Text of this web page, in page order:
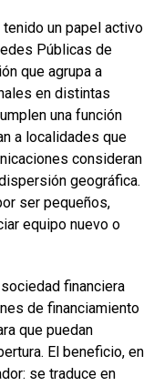
un papel activo
Públicas de
que agrupa a
en distintas
una función
a localidades que
consideran
geográfica.
ser pequeños,
equipo nuevo o
financiera
de financiamiento
que puedan
El beneficio, en
se traduce en